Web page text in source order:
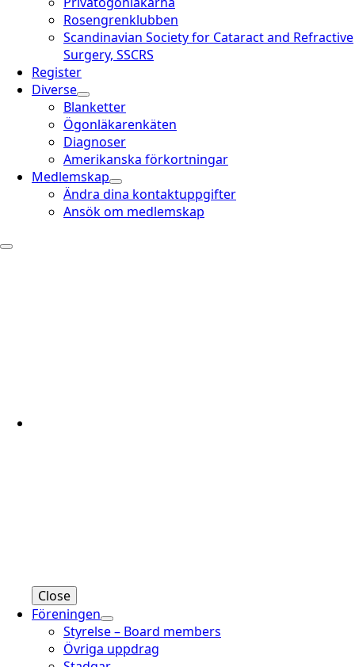
Rosengrenklubben
Scandinavian Society for Cataract and Refractive
Surgery, SSCRS
Register
Diverse
Blanketter
Ögonläkarenkäten
Diagnoser
Amerikanska förkortningar
Medlemskap
Ändra dina kontaktuppgifter
Ansök om medlemskap
Close
Föreningen
Styrelse – Board members
Övriga uppdrag